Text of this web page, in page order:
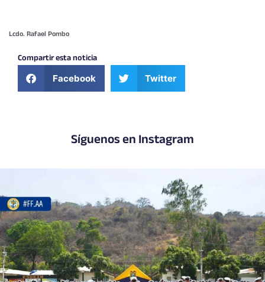
Lcdo. Rafael Pombo
Compartir esta noticia
Facebook Twitter
Síguenos en Instagram